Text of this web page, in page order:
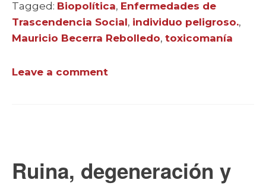
Tagged: Tags
Biopolítica, Enfermedades de
Trascendencia Social, individuo peligroso.,
Mauricio Becerra Rebolledo, toxicomanía
Leave a comment
Ruina, degeneración y